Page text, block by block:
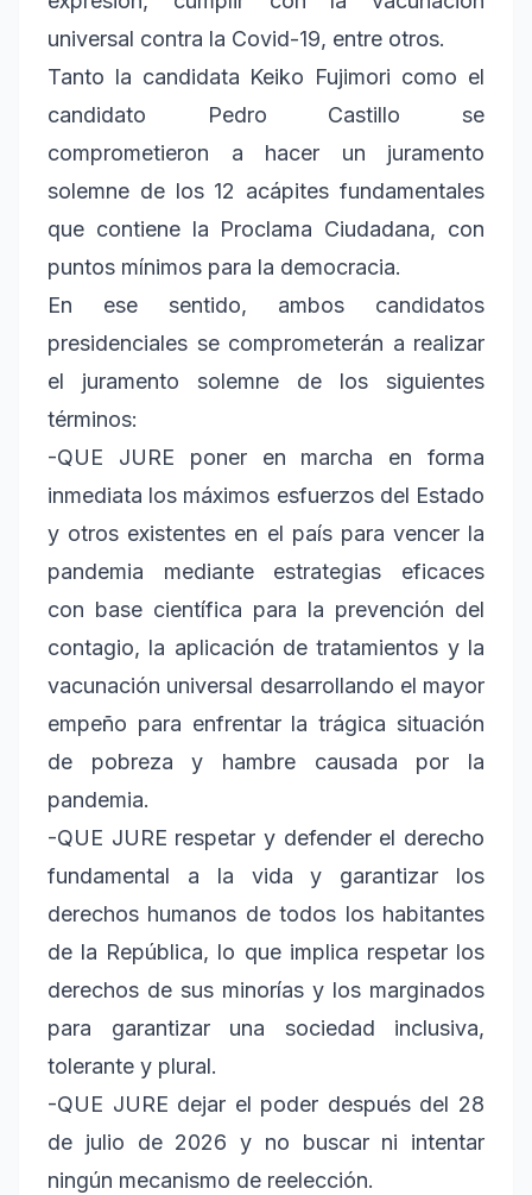
universal contra la Covid-19, entre otros.
Tanto la candidata Keiko Fujimori como el
candidato Pedro Castillo se
comprometieron a hacer un juramento
solemne de los 12 acápites fundamentales
que contiene la Proclama Ciudadana, con
puntos mínimos para la democracia.
En ese sentido, ambos candidatos
presidenciales se comprometerán a realizar
el juramento solemne de los siguientes
términos:
-QUE JURE poner en marcha en forma
inmediata los máximos esfuerzos del Estado
y otros existentes en el país para vencer la
pandemia mediante estrategias eficaces
con base científica para la prevención del
contagio, la aplicación de tratamientos y la
vacunación universal desarrollando el mayor
empeño para enfrentar la trágica situación
de pobreza y hambre causada por la
pandemia.
-QUE JURE respetar y defender el derecho
fundamental a la vida y garantizar los
derechos humanos de todos los habitantes
de la República, lo que implica respetar los
derechos de sus minorías y los marginados
para garantizar una sociedad inclusiva,
tolerante y plural.
-QUE JURE dejar el poder después del 28
de julio de 2026 y no buscar ni intentar
ningún mecanismo de reelección.